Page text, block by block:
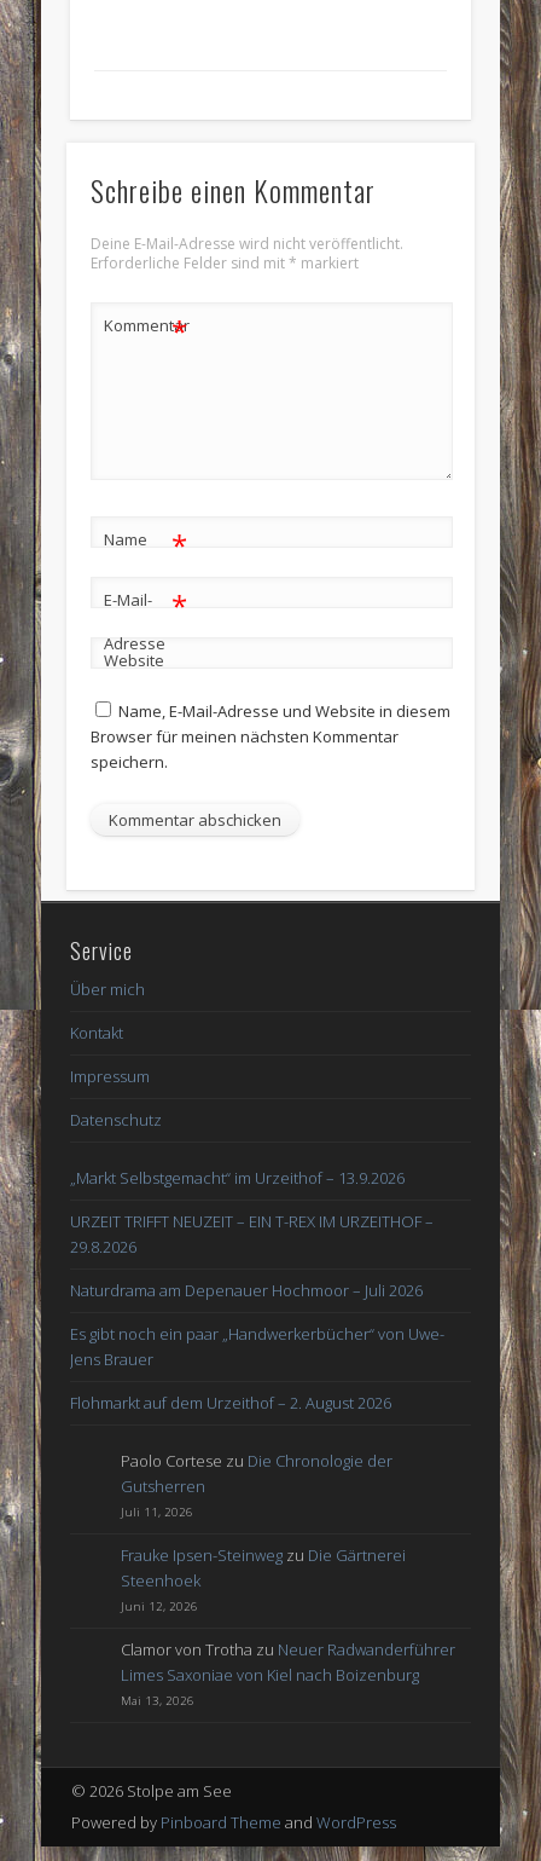
Schreibe einen Kommentar
Deine E-Mail-Adresse wird nicht veröffentlicht.
Erforderliche Felder sind mit* markiert
Kommentar
*
Name *
E-Mail-
Adresse
*
Website
Name, E-Mail-Adresse und Website in diesem
Browser für meinen nächsten Kommentar
speichern.
Service
Über mich
Kontakt
Impressum
Datenschutz
„Markt Selbstgemacht“ im Urzeithof – 13.9.2026
URZEIT TRIFFT NEUZEIT – EIN T-REX IM URZEITHOF –
29.8.2026
Naturdrama am Depenauer Hochmoor – Juli 2026
Es gibt noch ein paar „Handwerkerbücher“ von Uwe-
Jens Brauer
Flohmarkt auf dem Urzeithof – 2. August 2026
Paolo Cortese zu Die Chronologie der
Gutsherren
Juli 11, 2026
Frauke Ipsen-Steinweg zu Die Gärtnerei
Steenhoek
Juni 12, 2026
Clamor von Trotha zu Neuer Radwanderführer
Limes Saxoniae von Kiel nach Boizenburg
Mai 13, 2026
© 2026 Stolpe am See
Powered by Pinboard Theme and WordPress